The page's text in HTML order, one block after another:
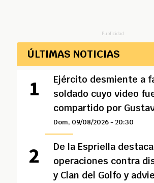
Publicidad
ÚLTIMAS NOTICIAS
Ejército desmiente a
soldado cuyo video
compartido por
Dom, 09/08/2026 - 20:30
De la Espriella destaca
operaciones contra
y Clan del Golfo y